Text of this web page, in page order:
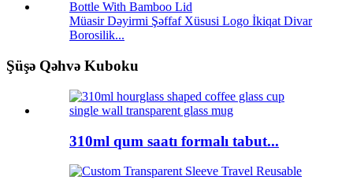
Müasir Dəyirmi Şəffaf Xüsusi Logo İkiqat Divar
Borosilik...
Şüşə Qəhvə Kuboku
310ml qum saatı formalı tabut...